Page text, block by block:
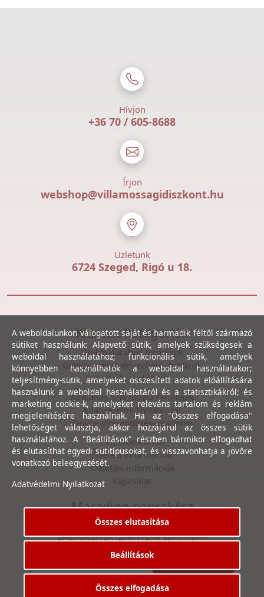
Hívjon
+36 70 / 605-8688
Írjon
webshop@villamossagidiszkont.hu
Üzletünk
6724 Szeged, Rigó u 18.
Kiemelt kategóriák
Utolsó darabos termékek
Gewiss szerelvényezhető dobozok
Csövek, csatornák
Általános Szerződési Feltételek
Adatvédelmi Nyilatkozat
Online vitarendezési platform
Céginformációk
Fizetési információk
Szállítási információk
Kapcsolat
Maradjon naprakész
Íratkozzon fel hírlevelünkre, hogy első kézből
értesülhessen legfrissebb akcióinkról
Elfogadom azAdatvédelmi Nyilatkozat
A weboldalunkon válogatott saját és harmadik féltől származó
sütiket használunk: Alapvető sütik, amelyek szükségesek a
weboldal használatához; funkcionális sütik, amelyek
könnyebben használhatók a weboldal használatakor;
teljesítmény-sütik, amelyeket összesített adatok előállítására
használunk a weboldal használatáról és a statisztikákról; és
marketing cookie-k, amelyeket releváns tartalom és reklám
megjelenítésére használnak. Ha az "Összes elfogadása"
lehetőséget választja, akkor hozzájárul az összes sütik
használatához. A "Beállítások" részben bármikor elfogadhat
és elutasíthat egyedi sütitípusokat, és visszavonhatja a jövőre
vonatkozó beleegyezését.
Adatvédelmi Nyilatkozat
Összes elutasítása
Beállítások
Összes elfogadása